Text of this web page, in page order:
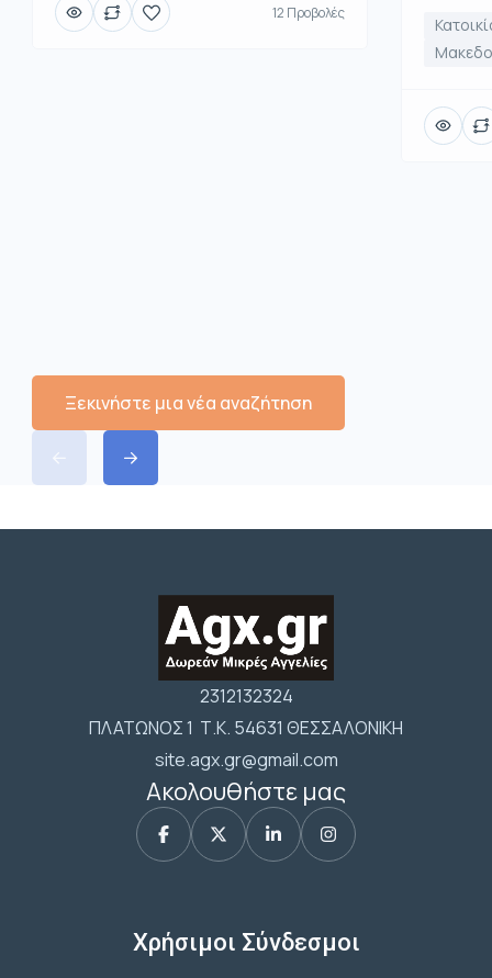
12 Προβολές
Ξεκινήστε μια νέα αναζήτηση
2312132324
ΠΛΑΤΩΝΟΣ 1 Τ.Κ. 54631 ΘΕΣΣΑΛΟΝΙΚΗ
site.agx.gr@gmail.com
Ακολουθήστε μας
Χρήσιμοι Σύνδεσμοι